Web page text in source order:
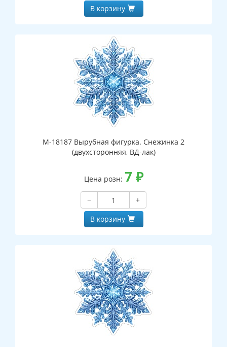
В корзину
М-18187 Вырубная фигурка. Снежинка 2
(двухсторонняя, ВД-лак)
Цена розн: 7 ₽
−
+
В корзину